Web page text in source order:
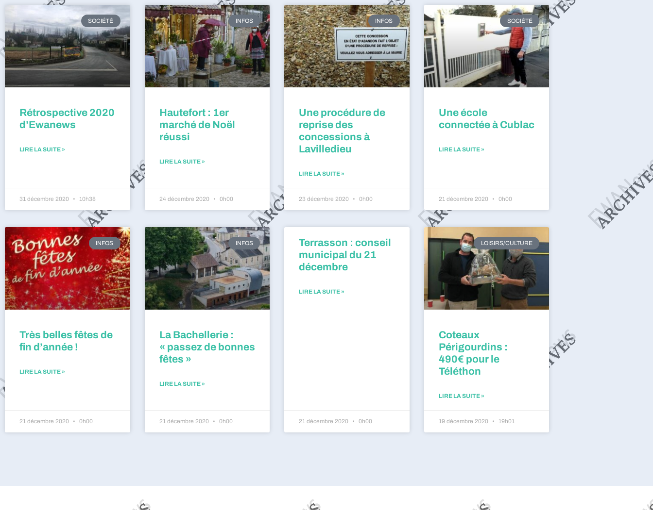
SOCIÉTÉ
Rétrospective 2020
d’Ewanews
LIRE LA SUITE »
31 décembre 2020 10h38
INFOS
Hautefort : 1er
marché de Noël
réussi
LIRE LA SUITE »
24 décembre 2020 0h00
INFOS
Une procédure de
reprise des
concessions à
Lavilledieu
LIRE LA SUITE »
23 décembre 2020 0h00
SOCIÉTÉ
Une école
connectée à Cublac
LIRE LA SUITE »
21 décembre 2020 0h00
INFOS
Très belles fêtes de
fin d’année !
LIRE LA SUITE »
21 décembre 2020 0h00
INFOS
La Bachellerie :
« passez de bonnes
fêtes »
LIRE LA SUITE »
21 décembre 2020 0h00
Terrasson : conseil
municipal du 21
décembre
LIRE LA SUITE »
21 décembre 2020 0h00
LOISIRS/CULTURE
Coteaux
Périgourdins :
490€ pour le
Téléthon
LIRE LA SUITE »
19 décembre 2020 19h01